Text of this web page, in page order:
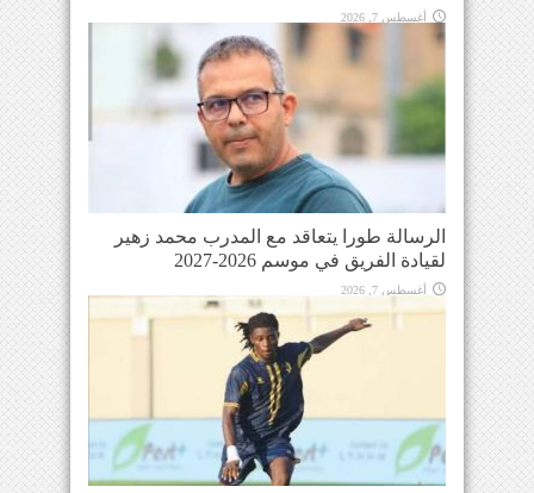
أغسطس 7, 2026
الرسالة طورا يتعاقد مع المدرب محمد زهير
لقيادة الفريق في موسم 2026-2027
أغسطس 7, 2026